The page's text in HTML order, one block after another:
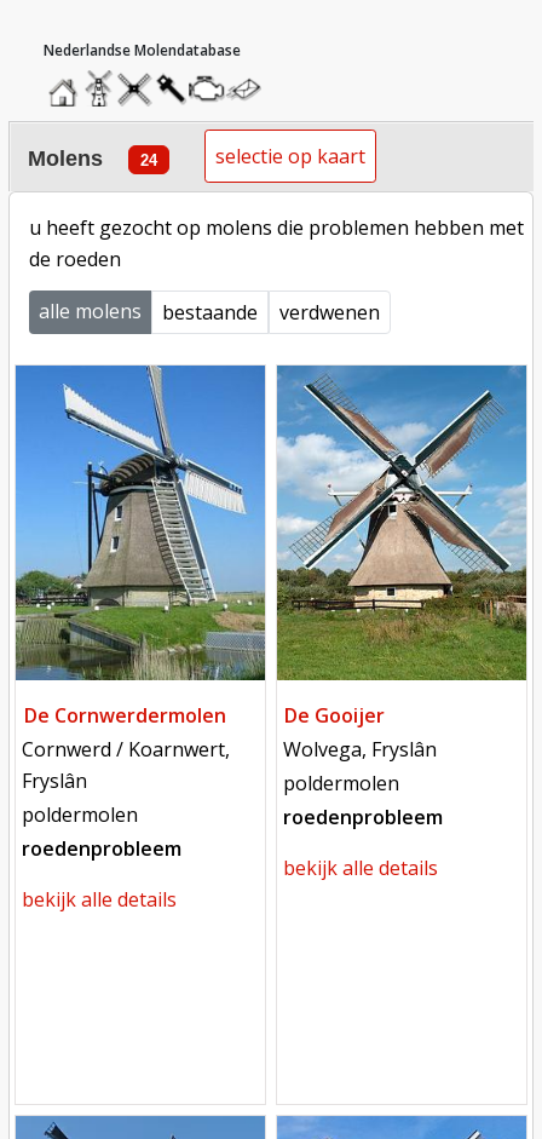
homemolendatabase
roedendatabase
assendatabase
motorendatabase
stuur
een
bericht
molens
molens 24 selectie op kaart
u heeft gezocht op molens die problemen hebben met
de roeden
State
alle molens bestaande verdwenen
De Cornwerdermolen
locatie
Cornwerd / Koarnwert,
Fryslân
functie
poldermolen
roedenprobleem
bekijk alle details
Mill
De Gooijer
locatie
Wolvega, Fryslân
functie
poldermolen
roedenprobleem
bekijk alle details
Mill Mill